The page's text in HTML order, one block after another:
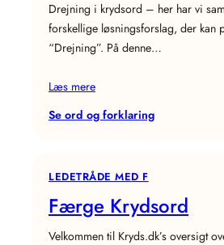
Drejning i krydsord – her har vi
forskellige løsningsforslag, der kan
“Drejning”. På denne…
Læs mere
Se ord og forklaring:
LEDETRÅDE MED F
Færge Krydsord
Velkommen til Kryds.dk’s oversigt